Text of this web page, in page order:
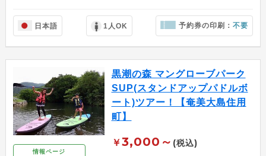
日本語 1人OK 予約券の印刷：不要
情報ページ
黒潮の森 マングローブパーク
SUP(スタンドアップパドルボ
ート)ツアー！【奄美大島住用
町】
￥3,000～ (税込)